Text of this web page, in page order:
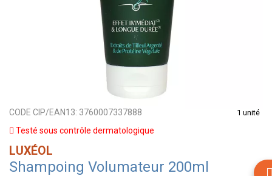
CODE CIP/EAN13: 3760007337888 1 unité
Testé sous contrôle dermatologique
LUXÉOL
Shampoing Volumateur 200ml